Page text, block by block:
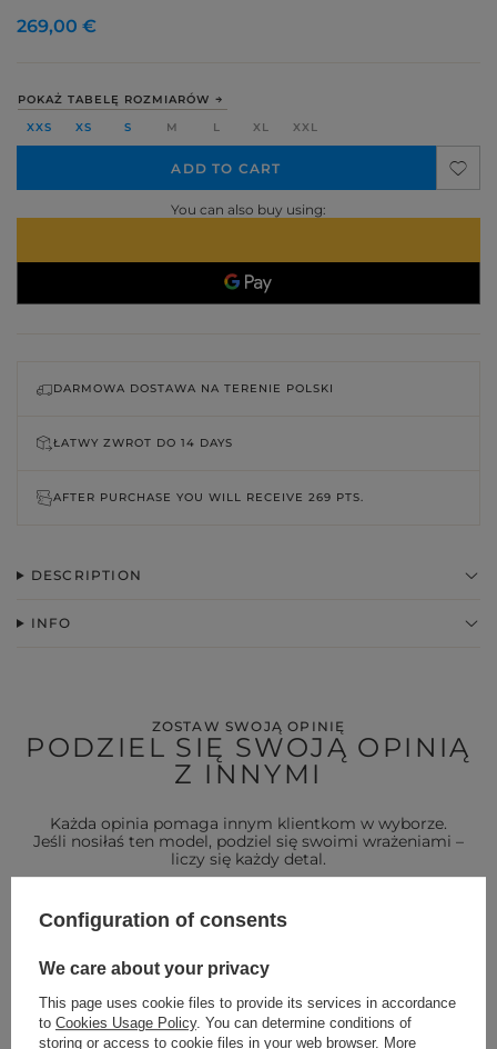
POKAŻ TABELĘ ROZMIARÓW
XXS
XS S M L XL XXL
ADD TO CART
You can also buy using:
269,00 €
DARMOWA DOSTAWA NA TERENIE POLSKI
ŁATWY ZWROT DO 14 DAYS
AFTER PURCHASE YOU WILL RECEIVE 269 PTS.
DESCRIPTION
INFO
ZOSTAW SWOJĄ OPINIĘ
PODZIEL SIĘ SWOJĄ OPINIĄ
Z INNYMI
Każda opinia pomaga innym klientkom w wyborze.
Jeśli nosiłaś ten model, podziel się swoimi wrażeniami –
liczy się każdy detal.
For opinion you will receive
in our loyalty program.
Configuration of consents
We care about your privacy
This page uses cookie files to provide its services in accordance
to Cookies Usage Policy. You can determine conditions of
storing or access to cookie files in your web browser. More